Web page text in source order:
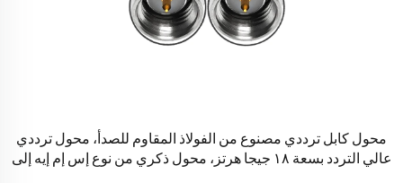
محول كابل ترددي مصنوع من الفولاذ المقاوم للصدأ، محول ترددي
عالي التردد بسعة ١٨ جيجا هرتز، محول ذكري من نوع إس إم إيه إلى